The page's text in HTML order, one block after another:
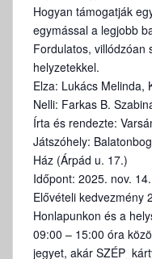
Hogyan támogatják
egymással a legjobb
Fordulatos, villódzóan
helyzetekkel.
Elza: Lukács Melinda,
Nelli: Farkas B.
Írta és rendezte:
Játszóhely:
Ház (Árpád u. 17.)
Időpont: 2025. nov.
Elővételi kedvezmény
Honlapunkon és a
09:00 – 15:00 óra
jegyet, akár